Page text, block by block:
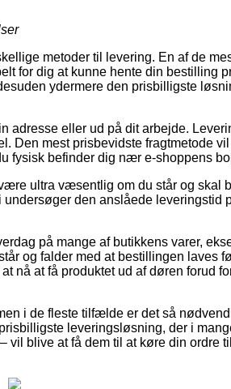
metoder til levering. En af de
for dig at kunne hente din bestilling
ydermere den prisbilligste
eller ud på dit arbejde.
Den mest prisbevidste fragtmetode
fysisk befinder dig nær e-shoppens
ultra væsentlig om du står og skal
den anslåede leveringstid
på mange af butikkens varer,
og falder med at bestillingen laves
nå at få produktet ud af døren forud
i de fleste tilfælde er det så
leveringsløsning, der i
vil blive at få dem til at køre din ordre